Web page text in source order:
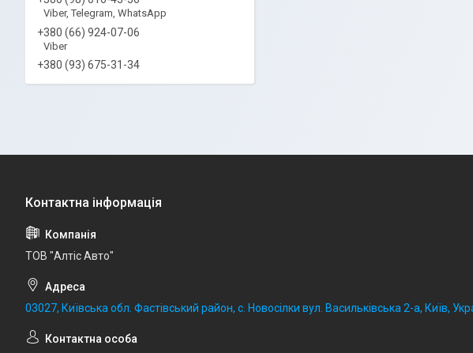
Viber, Telegram, WhatsApp
+380 (66) 924-07-06
Viber
+380 (93) 675-31-34
ТОВ "Алтіс Авто"
03027, Київська обл. Фастівський район, с. Новосілки вул. Васильківська 2-а, Київ,